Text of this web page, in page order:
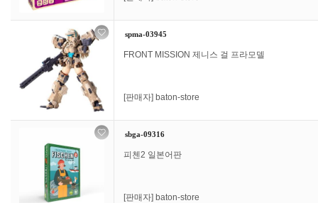
spma-03945
FRONT MISSION 제니스 걸 프라모델
[판매자] baton-store
sbga-09316
피첸2 일본어판
[판매자] baton-store